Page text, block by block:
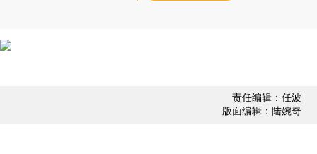
责任编辑：任波
版面编辑：陆婉奇